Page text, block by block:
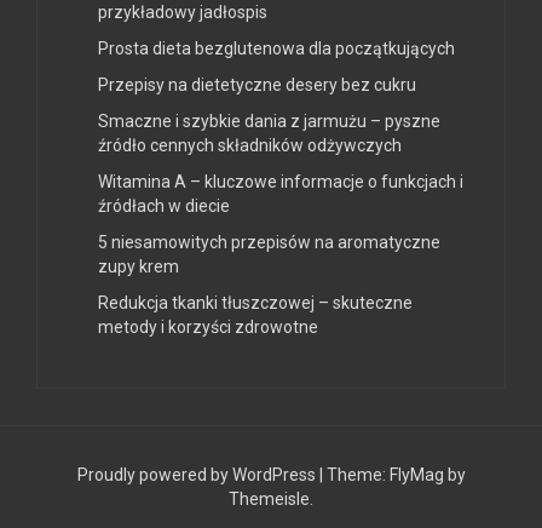
przykładowy jadłospis
Prosta dieta bezglutenowa dla początkujących
Przepisy na dietetyczne desery bez cukru
Smaczne i szybkie dania z jarmużu – pyszne
źródło cennych składników odżywczych
Witamina A – kluczowe informacje o funkcjach i
źródłach w diecie
5 niesamowitych przepisów na aromatyczne
zupy krem
Redukcja tkanki tłuszczowej – skuteczne
metody i korzyści zdrowotne
Proudly powered by WordPress Theme: FlyMag by
Themeisle.